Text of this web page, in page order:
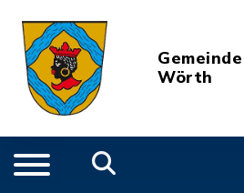
Gemeinde
Wörth